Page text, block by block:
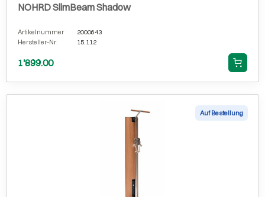
NOHRD SlimBeam Shadow
Artikelnummer
2000643
Hersteller-Nr.
15.112
1'899.00
Auf Bestellung